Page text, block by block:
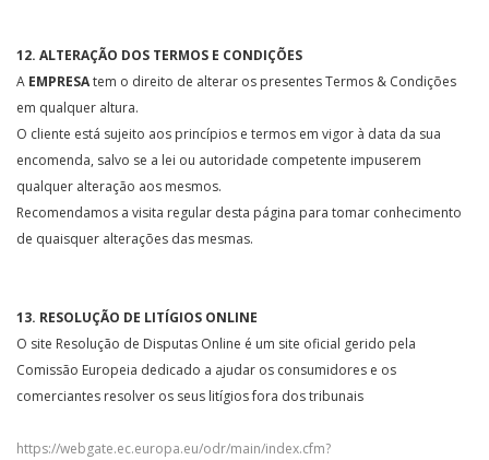
12. ALTERAÇÃO DOS TERMOS E CONDIÇÕES
A EMPRESAtem o direito de alterar os presentes Termos & Condições
em qualquer altura.
O cliente está sujeito aos princípios e termos em vigor à data da sua
encomenda, salvo se a lei ou autoridade competente impuserem
qualquer alteração aos mesmos.
Recomendamos a visita regular desta página para tomar conhecimento
de quaisquer alterações das mesmas.
13. RESOLUÇÃO DE LITÍGIOS ONLINE
O site Resolução de Disputas Online é um site oficial gerido pela
Comissão Europeia dedicado a ajudar os consumidores e os
comerciantes resolver os seus litígios fora dos tribunais
https://webgate.ec.europa.eu/odr/main/index.cfm?